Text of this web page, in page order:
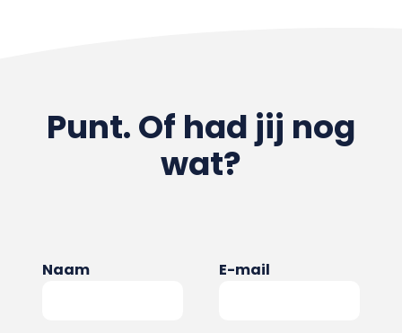
Punt. Of had jij nog
wat?
Naam E-mail